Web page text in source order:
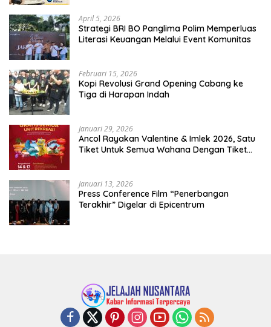
April 5, 2026
​Strategi BRI BO Panglima Polim Memperluas
Literasi Keuangan Melalui Event Komunitas
Februari 15, 2026
Kopi Revolusi Grand Opening Cabang ke
Tiga di Harapan Indah
Januari 29, 2026
Ancol Rayakan Valentine & Imlek 2026, Satu
Tiket Untuk Semua Wahana Dengan Tiket
Januari 13, 2026
Press Conference Film “Penerbangan
Terakhir” Digelar di Epicentrum